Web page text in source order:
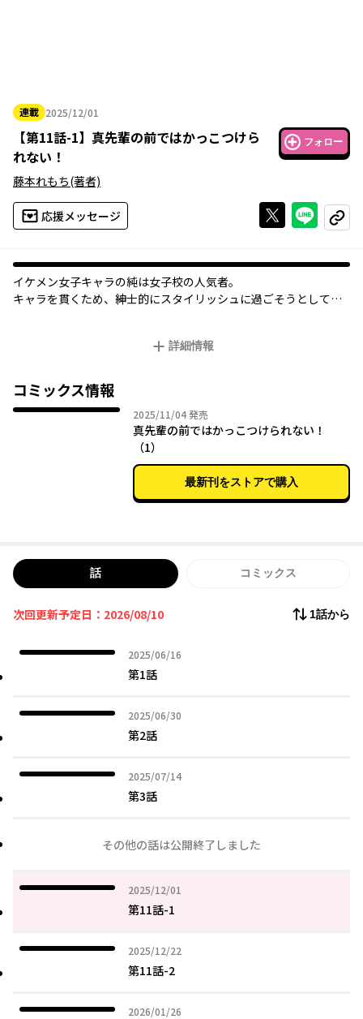
連載 2025/12/01
2025年12月01日
【第11話-1】 真先輩の前ではかっこつけら
れない！
フォロー
藤本れもち(著者)
応援メッセージ Xで投稿する
ライン
コピー
イケメン女子キャラの純は女子校の人気者。
キャラを貫くため、紳士的にスタイリッシュに過ごそうとしてい
イケメン女子とイケメン女子のショートラブコメディ！
詳細情報
コミックス情報
2025/11/042025年11月04日
発売
真先輩の前ではかっこつけられない！
（1）
最新刊をストアで購入
話 コミックス
次回更新予定日：2026/08/10 1話から
2025/06/16
2025年06月16日
第1話
2025/06/30
2025年06月30日
第2話
2025/07/14
2025年07月14日
第3話
その他の話は公開終了しました
2025/12/01
2025年12月01日
第11話-1
2025/12/22
2025年12月22日
第11話-2
2026/01/26
2026年01月26日